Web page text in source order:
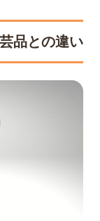
コツ
出す
復は避け
取業者を
ゃん」に
品との違い